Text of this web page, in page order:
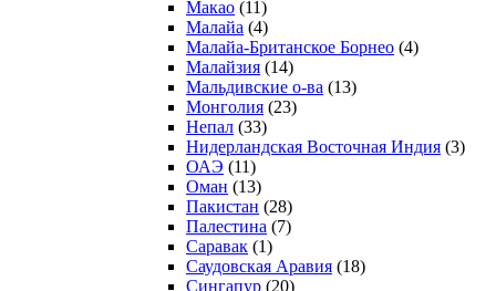
Макао (11)
Малайа (4)
Малайа-Британское Борнео (4)
Малайзия (14)
Мальдивские о-ва (13)
Монголия (23)
Непал (33)
Нидерландская Восточная Индия (3)
ОАЭ (11)
Оман (13)
Пакистан (28)
Палестина (7)
Саравак (1)
Саудовская Аравия (18)
Сингапур (20)